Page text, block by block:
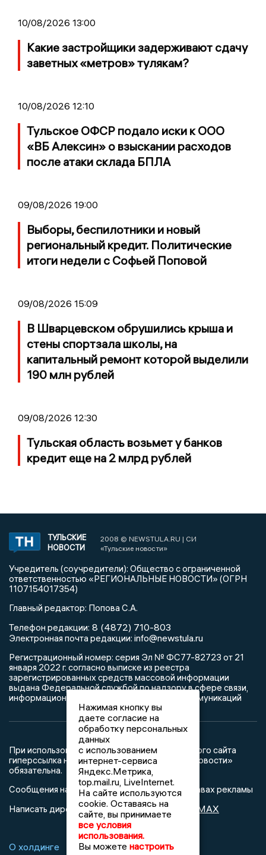
10/08/2026 13:00
Какие застройщики задерживают сдачу
заветных «метров» тулякам?
10/08/2026 12:10
Тульское ОФСР подало иски к ООО
«ВБ Алексин» о взыскании расходов
после атаки склада БПЛА
09/08/2026 19:00
Выборы, беспилотники и новый
региональный кредит. Политические
итоги недели с Софьей Поповой
09/08/2026 15:09
В Шварцевском обрушились крыша и
стены спортзала школы, на
капитальный ремонт которой выделили
190 млн рублей
09/08/2026 12:30
Тульская область возьмет у банков
кредит еще на 2 млрд рублей
ТУЛЬСКИЕ
НОВОСТИ
2008 © NEWSTULA.RU | СИ
«Тульские новости»
Учредитель (соучредители): Общество с ограниченной
ответственностью «РЕГИОНАЛЬНЫЕ НОВОСТИ» (ОГРН
1107154017354)
Главный редактор: Попова С.А.
Телефон редакции: 8 (4872) 710-803
Электронная почта редакции: info@newstula.ru
Регистрационный номер: серия Эл № ФС77-82723 от 21
января 2022 г. согласно выписке из реестра
зарегистрированных средств массовой информации
выдана Федеральной службой по надзору в сфере связи,
информационных технологий и массовых коммуникаций
При использовании любого материала с данного сайта
гиперссылка на Сетевое издание «Тульские новости»
обязательна.
Сообщения на сером фоне размещены на правах рекламы
Написать директору в телеграм@mazov MAX
О холдинге Вакансии
Реклама
Нажимая кнопку вы
даете согласие на
обработку персональных
данных
с использованием
интернет-сервиса
Яндекс.Метрика,
top.mail.ru, LiveInternet.
На сайте используются
cookie. Оставаясь на
сайте, вы принимаете
все условия
использования.
Вы можете настроить